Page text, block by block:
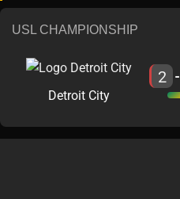
USL CHAMPIONSHIP
Detroit City
2 -